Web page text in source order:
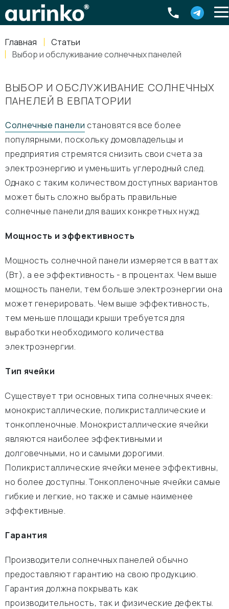
Главная
Статьи
Выбор и обслуживание солнечных панелей
ВЫБОР И ОБСЛУЖИВАНИЕ СОЛНЕЧНЫХ
ПАНЕЛЕЙ В ЕВПАТОРИИ
Солнечные панели становятся все более
популярными, поскольку домовладельцы и
предприятия стремятся снизить свои счета за
электроэнергию и уменьшить углеродный след.
Однако с таким количеством доступных вариантов
может быть сложно выбрать правильные
солнечные панели для ваших конкретных нужд.
Мощность и эффективность
Мощность солнечной панели измеряется в ваттах
(Вт), а ее эффективность - в процентах. Чем выше
мощность панели, тем больше электроэнергии она
может генерировать. Чем выше эффективность,
тем меньше площади крыши требуется для
выработки необходимого количества
электроэнергии.
Тип ячейки
Существует три основных типа солнечных ячеек:
монокристаллические, поликристаллические и
тонкопленочные. Монокристаллические ячейки
являются наиболее эффективными и
долговечными, но и самыми дорогими.
Поликристаллические ячейки менее эффективны,
но более доступны. Тонкопленочные ячейки самые
гибкие и легкие, но также и самые наименее
эффективные.
Гарантия
Производители солнечных панелей обычно
предоставляют гарантию на свою продукцию.
Гарантия должна покрывать как
производительность, так и физические дефекты.
Россия, Свердловская область Екатеринбург ,
8-800-770-79-40